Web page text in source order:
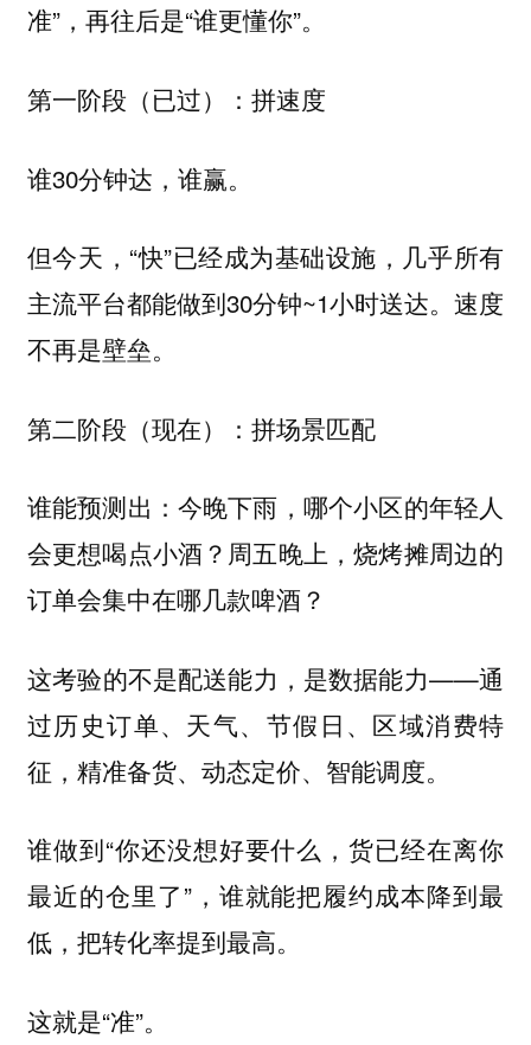
准”，再往后是“谁更懂你”。
第一阶段（已过）：拼速度
谁30分钟达，谁赢。
但今天，“快”已经成为基础设施，几乎所有
主流平台都能做到30分钟~1小时送达。速度
不再是壁垒。
第二阶段（现在）：拼场景匹配
谁能预测出：今晚下雨，哪个小区的年轻人
会更想喝点小酒？周五晚上，烧烤摊周边的
订单会集中在哪几款啤酒？
这考验的不是配送能力，是数据能力——通
过历史订单、天气、节假日、区域消费特
征，精准备货、动态定价、智能调度。
谁做到“你还没想好要什么，货已经在离你
最近的仓里了”，谁就能把履约成本降到最
低，把转化率提到最高。
这就是“准”。